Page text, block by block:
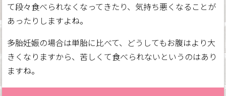
て段々食べられなくなってきたり、気持ち悪くなることが
あったりしますよね。
多胎妊娠の場合は単胎に比べて、どうしてもお腹はより大
きくなりますから、苦しくて食べられないというのはあり
ますね。